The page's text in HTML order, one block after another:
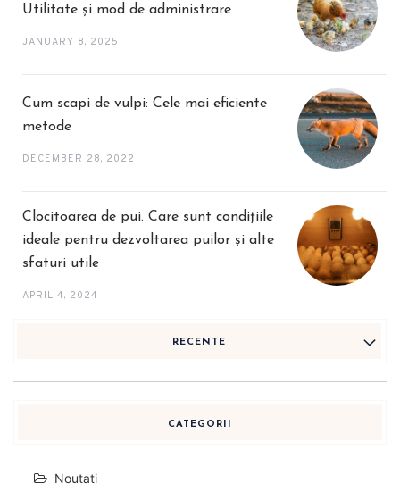
Utilitate și mod de administrare
JANUARY 8, 2025
Cum scapi de vulpi: Cele mai eficiente
metode
DECEMBER 28, 2022
Clocitoarea de pui. Care sunt condițiile
ideale pentru dezvoltarea puilor și alte
sfaturi utile
APRIL 4, 2024
RECENTE
CATEGORII
Noutati